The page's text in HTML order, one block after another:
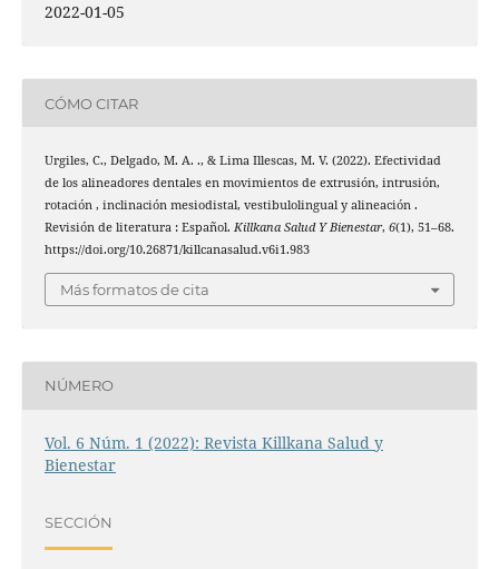
2022-01-05
CÓMO CITAR
Urgiles, C., Delgado, M. A. ., & Lima Illescas, M. V. (2022). Efectividad
de los alineadores dentales en movimientos de extrusión, intrusión,
rotación , inclinación mesiodistal, vestibulolingual y alineación .
Revisión de literatura : Español. Killkana Salud Y Bienestar, 6(1), 51–68.
https://doi.org/10.26871/killcanasalud.v6i1.983
Más formatos de cita
NÚMERO
Vol. 6 Núm. 1 (2022): Revista Killkana Salud y
Bienestar
SECCIÓN